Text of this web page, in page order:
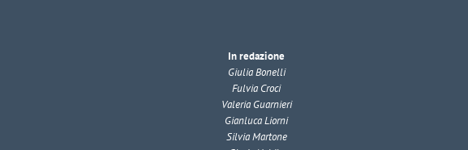
In redazione
Giulia Bonelli
Fulvia Croci
Valeria Guarnieri
Gianluca Liorni
Silvia Martone